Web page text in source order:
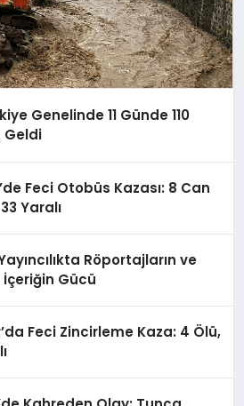
Genelinde 11 Günde 110
Geldi
Feci Otobüs Kazası: 8 Can
Yaralı
Röportajların ve
İçeriğin Gücü
Feci Zincirleme Kaza: 4 Ölü,